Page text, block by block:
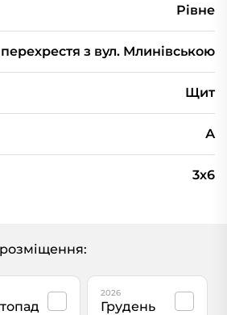
Рівне
з вул. Млинівською
Щит
А
3х6
2026
Грудень